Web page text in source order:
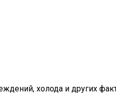
холода и других